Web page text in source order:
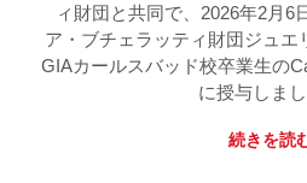
ィ財団と共同で、2026年2月6
ア・ブチェラッティ財団ジュエ
GIAカールスバッド校卒業生の
に授与しまし
続きを読